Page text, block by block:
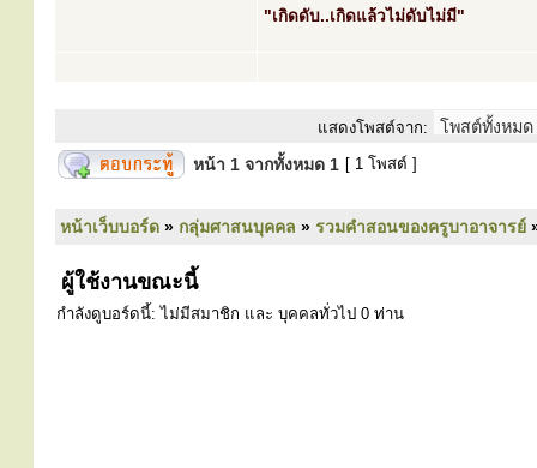
"เกิดดับ..เกิดแล้วไม่ดับไม่มี"
แสดงโพสต์จาก:
หน้า 1 จากทั้งหมด 1 [ 1 โพสต์ ]
หน้าเว็บบอร์ด » กลุ่มศาสนบุคคล » รวมคำสอนของครูบาอาจารย์
ผู้ใช้งานขณะนี้
กำลังดูบอร์ดนี้: ไม่มีสมาชิก และ บุคคลทั่วไป 0 ท่าน